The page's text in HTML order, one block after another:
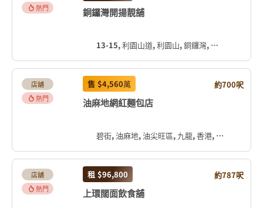
熱門
銅鑼灣開揚靚舖
13-15, 利園山道, 利園山, 銅鑼灣, 灣仔區, 香港島, 香港, 中国
店舖
熱門
售 $4,560萬 約700呎
油麻地網紅麵包店
碧街, 油麻地, 油尖旺區, 九龍, 香港, 中国
店舖
熱門
租 $96,800 約787呎
上環闊面飲食舖